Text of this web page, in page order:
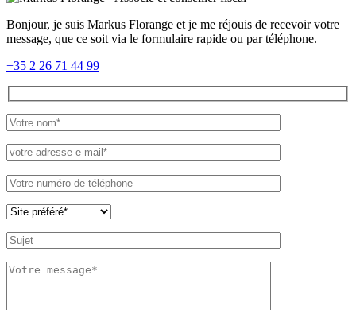
Bonjour, je suis Markus Florange et je me réjouis de recevoir votre
message, que ce soit via le formulaire rapide ou par téléphone.
+35 2 26 71 44 99
leave
field